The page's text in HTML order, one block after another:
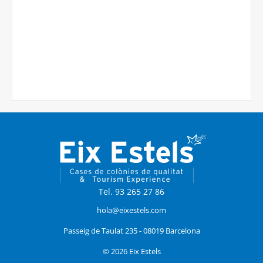
Tel. 93 265 27 86
hola@eixestels.com
Passeig de Taulat 235 - 08019 Barcelona
© 2026 Eix Estels